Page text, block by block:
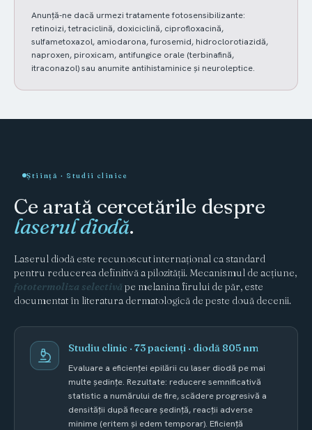
Anunță-ne dacă urmezi tratamente fotosensibilizante:
retinoizi, tetraciclină, doxiciclină, ciprofloxacină,
sulfametoxazol, amiodarona, furosemid, hidroclorotiazidă,
naproxen, piroxicam, antifungice orale (terbinafină,
itraconazol) sau anumite antihistaminice și neuroleptice.
Știință · Studii clinice
Ce arată cercetările despre
laserul diodă.
Laserul diodă este recunoscut internațional ca standard
pentru reducerea definitivă a pilozității. Mecanismul de acțiune,
fototermoliza selectivă pe melanina firului de păr, este
documentat în literatura dermatologică de peste două decenii.
Studiu clinic · 73 pacienți · diodă 805 nm
Evaluare a eficienței epilării cu laser diodă pe mai
multe ședințe. Rezultate: reducere semnificativă
statistic a numărului de fire, scădere progresivă a
densității după fiecare ședință, reacții adverse
minime (eritem și edem temporar). Eficiență